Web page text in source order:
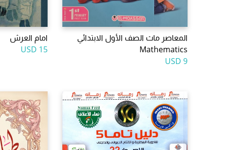
المعاصر ماث الصف الأول الابتدائي
Mathematics
9 USD
امام العرش
15 USD